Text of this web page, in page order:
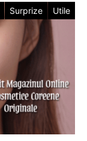
Surprize Utile